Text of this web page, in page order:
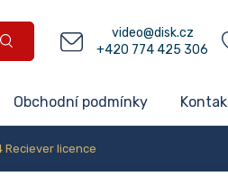
video@disk.cz
+420 774 425 306
Obchodní podmínky
Reciever licence